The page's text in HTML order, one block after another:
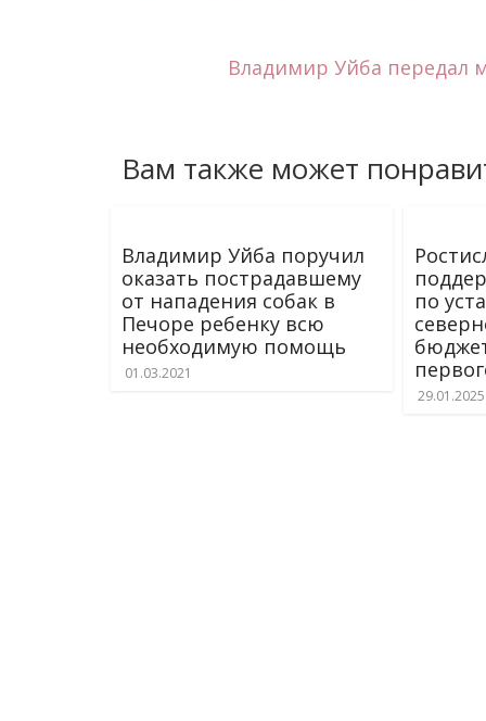
Владимир Уйба передал
Вам также может
Владимир Уйба поручил
оказать пострадавшему
от нападения собак в
Печоре ребенку всю
необходимую помощь
01.03.2021
по
29.01.2025